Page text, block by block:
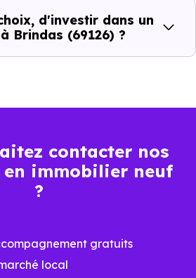
Économies
mensuelles sur les
factures
luminosité
…
Performances
d'investir dans un
Brindas (69126) ?
contacter nos
en immobilier neuf
?
gratuits
local